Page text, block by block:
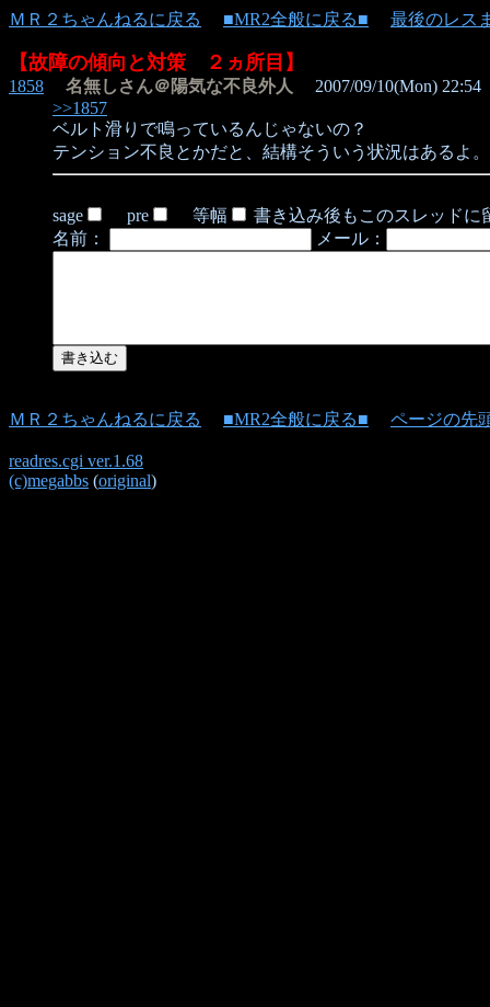
ＭＲ２ちゃんねるに戻る ■MR2全般に戻る■ 最後のレス
【故障の傾向と対策 ２ヵ所目】
1858 名無しさん＠陽気な不良外人
2007/09/10(Mon) 22:54
>>1857
ベルト滑りで鳴っているんじゃないの？
テンション不良とかだと、結構そういう状況はあるよ。
sage pre 等幅
書き込み後もこのスレッドに
名前：
メール：
ＭＲ２ちゃんねるに戻る ■MR2全般に戻る■ ページの先
readres.cgi ver.1.68
(c)megabbs (original)